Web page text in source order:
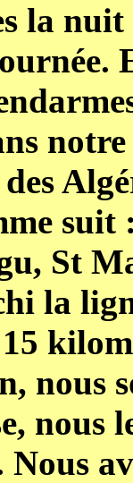
la
St
la
nous
nous